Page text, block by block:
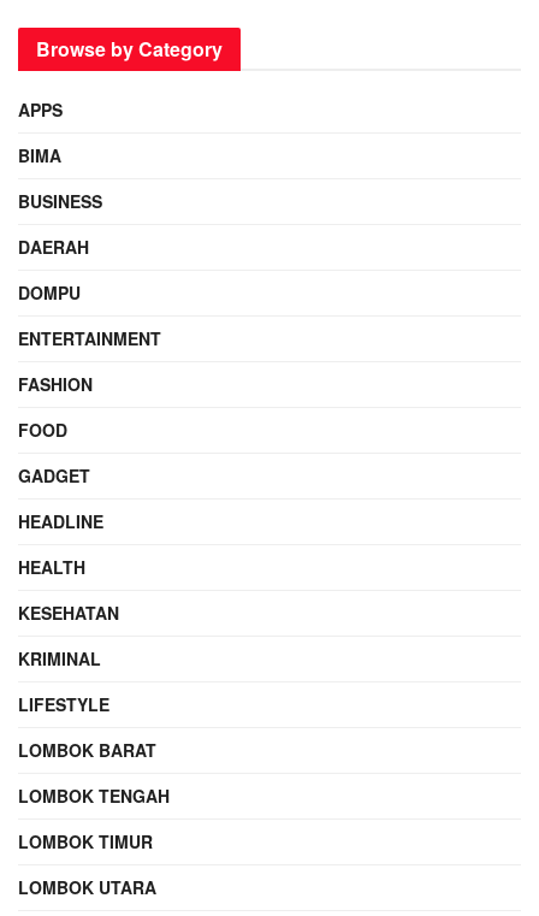
Browse by Category
APPS
BIMA
BUSINESS
DAERAH
DOMPU
ENTERTAINMENT
FASHION
FOOD
GADGET
HEADLINE
HEALTH
KESEHATAN
KRIMINAL
LIFESTYLE
LOMBOK BARAT
LOMBOK TENGAH
LOMBOK TIMUR
LOMBOK UTARA